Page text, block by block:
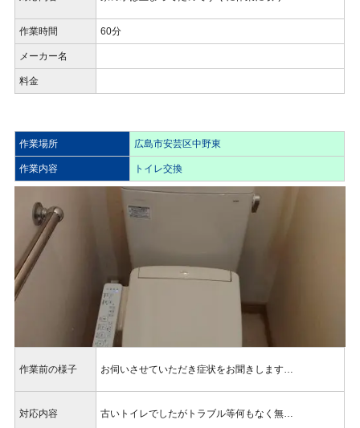
作業時間 60分
メーカー名
料金
作業場所 広島市安芸区中野東
作業内容 トイレ交換
作業前の様子 お伺いさせていただき症状をお聞きします…
対応内容 古いトイレでしたがトラブル等何もなく無…